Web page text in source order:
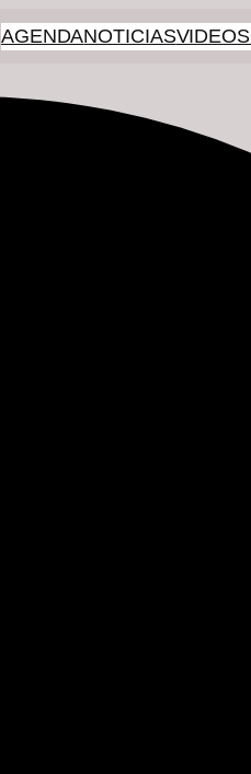
AGENDANOTICIASVIDEOS